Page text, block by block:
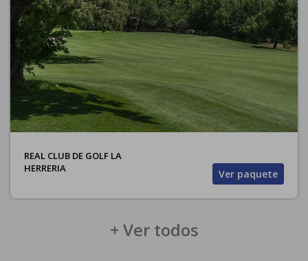
REAL CLUB DE GOLF LA
HERRERIA
Ver paquete
+ Ver todos